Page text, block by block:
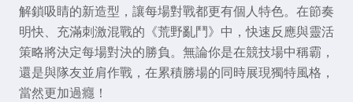
解鎖吸睛的新造型，讓每場對戰都更有個人特色。在節奏
明快、充滿刺激混戰的《荒野亂鬥》中，快速反應與靈活
策略將決定每場對決的勝負。無論你是在競技場中稱霸，
還是與隊友並肩作戰，在累積勝場的同時展現獨特風格，
當然更加過癮！